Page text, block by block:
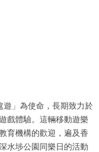
遊」為使命，長期致力於
戲體驗。這輛移動遊樂
育機構的歡迎，遍及香
水埗公園同樂日的活動